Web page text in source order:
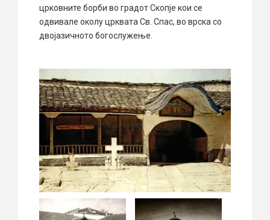
црковните борби во градот Скопје кои се
одвивале околу црквата Св. Спас, во врска со
двојазичното богослужење.